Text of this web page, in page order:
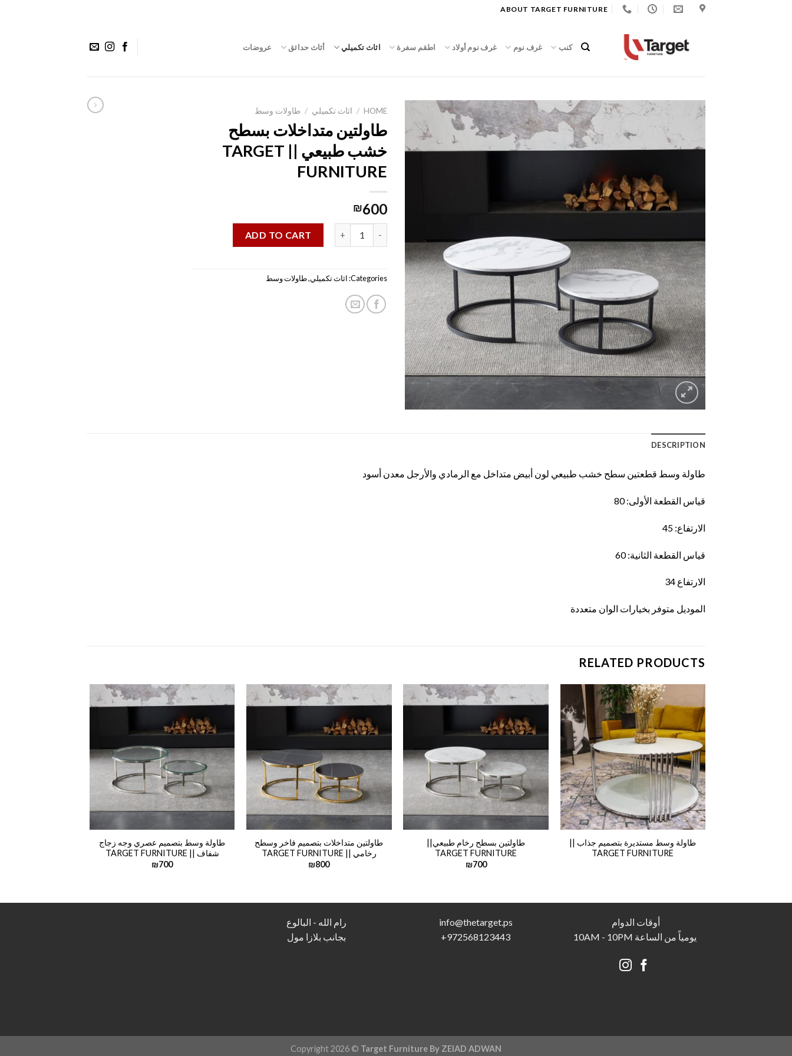
ABOUT TARGET FURNITURE
كنب غرف نوم غرف نوم أولاد اطقم سفرة اثاث تكميلي أثاث حدائق عروضات
HOME
/ اثاث تكميلي / طاولات وسط
طاولتين متداخلات بسطح
خشب طبيعي || TARGET
FURNITURE
₪600
ADD TO CART
Categories: اثاث تكميلي,طاولات وسط
DESCRIPTION
طاولة وسط قطعتين سطح خشب طبيعي لون أبيض متداخل مع الرمادي والأرجل معدن أسود
قياس القطعة الأولى: 80
الارتفاع: 45
قياس القطعة الثانية: 60
الارتفاع 34
الموديل متوفر بخيارات الوان متعددة
RELATED PRODUCTS
طاولة وسط مستديرة بتصميم جذاب ||
TARGET FURNITURE
طاولتين بسطح رخام طبيعي||
TARGET FURNITURE
₪700
طاولتين متداخلات بتصميم فاخر وسطح
رخامي || TARGET FURNITURE
₪800
طاولة وسط بتصميم عصري وجه زجاج
شفاف || TARGET FURNITURE
₪700
أوقات الدوام
يومياً من الساعة 10AM - 10PM
info@thetarget.ps
972568123443
+
رام الله - البالوع
بجانب بلازا مول
Copyright 2026 © Target Furniture By ZEIAD ADWAN